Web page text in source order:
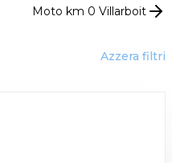
Moto km 0 Villarboit
Azzera filtri